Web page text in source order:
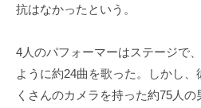
抗はなかったという。
4人のパフォーマーはステージで
ように約24曲を歌った。しかし
くさんのカメラを持った約75人